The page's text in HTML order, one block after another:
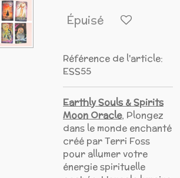
Épuisé
Référence de l'article:
ESS55
Earthly Souls & Spirits
Moon Oracle, Plongez
dans le monde enchanté
créé par Terri Foss
pour allumer votre
énergie spirituelle